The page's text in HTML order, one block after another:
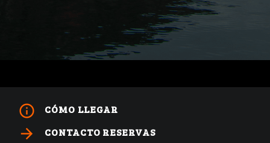
info_outline CÓMO LLEGAR
arrow_forward CONTACTO RESERVAS